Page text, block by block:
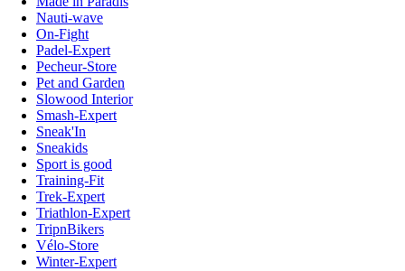
Nauti-wave
On-Fight
Padel-Expert
Pecheur-Store
Pet and Garden
Slowood Interior
Smash-Expert
Sneak'In
Sneakids
Sport is good
Training-Fit
Trek-Expert
Triathlon-Expert
TripnBikers
Vélo-Store
Winter-Expert